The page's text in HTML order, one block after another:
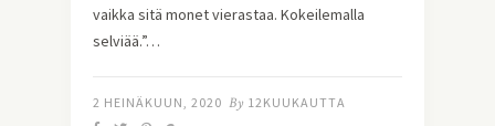
vaikka sitä monet vierastaa. Kokeilemalla
selviää.”…
2 HEINÄKUUN, 2020 By 12KUUKAUTTA